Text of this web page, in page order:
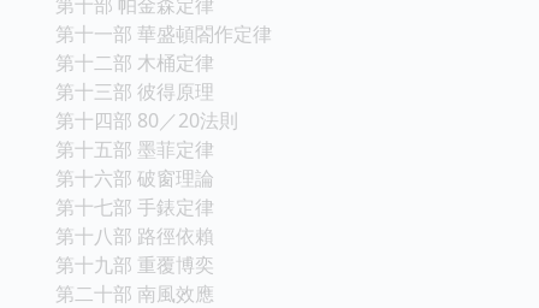
第十一部 華盛頓閤作定律
第十二部 木桶定律
第十三部 彼得原理
第十四部 80／20法則
第十五部 墨菲定律
第十六部 破窗理論
第十七部 手錶定律
第十八部 路徑依賴
第十九部 重覆博奕
第二十部 南風效應